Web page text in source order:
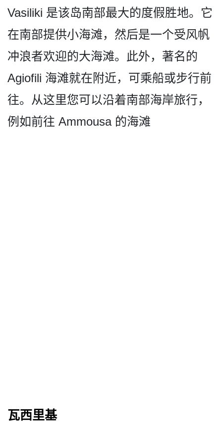
Vasiliki 是该岛南部最大的度假胜地。­它
在南部提供小海滩，然后是一个受风帆
冲浪者欢迎的­大海滩。此外，著名的
Agiofili 海滩就在附近，可乘船或步行­前
往。从这里您可以沿着南部海岸旅行，
例如前往 Ammousa 的海滩
瓦西里基